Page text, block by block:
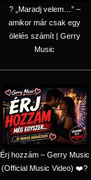
? „Maradj velem…” –
amikor már csak egy
ölelés számít | Gerry
Music
Érj hozzám – Gerry Music
(Official Music Video) ❤️?